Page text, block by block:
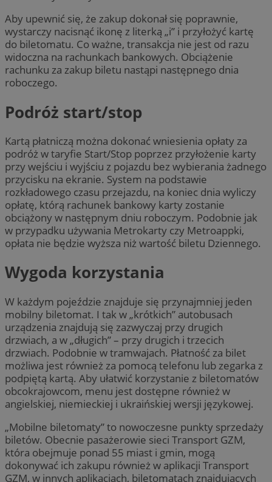
Aby upewnić się, że zakup dokonał się poprawnie,
wystarczy nacisnąć ikonę z literką „i” i przyłożyć kartę
do biletomatu. Co ważne, transakcja nie jest od razu
widoczna na rachunkach bankowych. Obciążenie
rachunku za zakup biletu nastąpi następnego dnia
roboczego.
Podróż start/stop
Kartą płatniczą można dokonać wniesienia opłaty za
podróż w taryfie Start/Stop poprzez przyłożenie karty
przy wejściu i wyjściu z pojazdu bez wybierania żadnego
przycisku na ekranie. System na podstawie
rozkładowego czasu przejazdu, na koniec dnia wyliczy
opłatę, którą rachunek bankowy karty zostanie
obciążony w następnym dniu roboczym. Podobnie jak
w przypadku używania Metrokarty czy Metroappki,
opłata nie będzie wyższa niż wartość biletu Dziennego.
Wygoda korzystania
W każdym pojeździe znajduje się przynajmniej jeden
mobilny biletomat. I tak w „krótkich” autobusach
urządzenia znajdują się zazwyczaj przy drugich
drzwiach, a w „długich” – przy drugich i trzecich
drzwiach. Podobnie w tramwajach. Płatność za bilet
możliwa jest również za pomocą telefonu lub zegarka z
podpiętą kartą. Aby ułatwić korzystanie z biletomatów
obcokrajowcom, menu jest dostępne również w
angielskiej, niemieckiej i ukraińskiej wersji językowej.
„Mobilne biletomaty” to nowoczesne punkty sprzedaży
biletów. Obecnie pasażerowie sieci Transport GZM,
która obejmuje ponad 55 miast i gmin, mogą
dokonywać ich zakupu również w aplikacji Transport
GZM, w innych aplikacjach, biletomatach znajdujących